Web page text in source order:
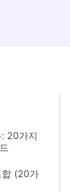
20가지
합 (20가